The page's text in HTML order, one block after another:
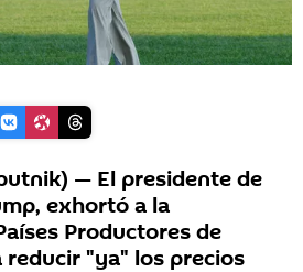
— El presidente de
exhortó a la
Productores de
reducir "ya" los precios